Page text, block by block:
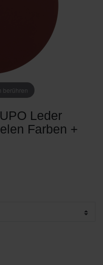
berühren
Leder
Farben +